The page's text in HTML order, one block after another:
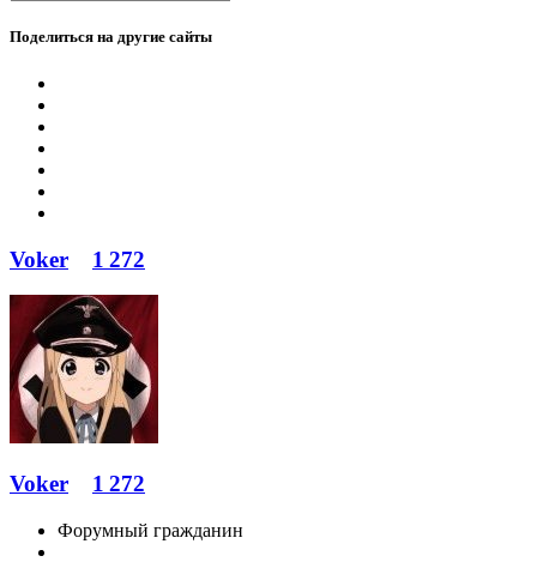
Поделиться на другие сайты
Voker 1 272
Voker 1 272
Форумный гражданин